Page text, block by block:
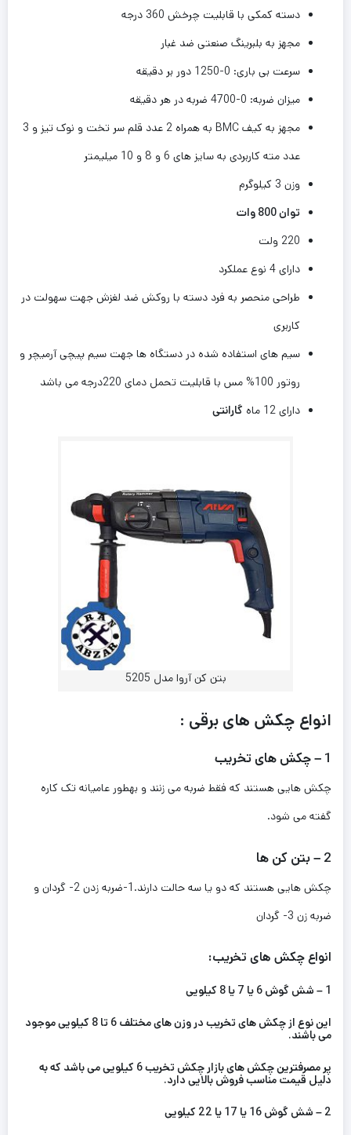
دسته کمکی با قابلیت چرخش 360 درجه
مجهز به بلبرینگ صنعتی ضد غبار
سرعت بی باری: 0-1250 دور بر دقیقه
میزان ضربه: 0-4700 ضربه در هر دقیقه
مجهز به کیف BMC به همراه 2 عدد قلم سر تخت و نوک تیز و 3
عدد مته کاربردی به سایز های 6 و 8 و 10 میلیمتر
وزن 3 کیلوگرم
توان 800 وات
220 ولت
دارای 4 نوع عملکرد
طراحی منحصر به فرد دسته با روکش ضد لغزش جهت سهولت در
کاربری
سیم های استفاده شده در دستگاه ها جهت سیم پیچی آرمیچر و
روتور 100% مس با قابلیت تحمل دمای 220درجه می باشد
دارای 12 ماه
گارانتی
بتن کن آروا مدل 5205
انواع چکش های برقی :
1 – چکش های تخریب
چکش هایی هستند که فقط ضربه می زنند و بهطور عامیانه تک کاره
گفته می شود.
2 – بتن کن ها
چکش هایی هستند که دو یا سه حالت دارند.1-ضربه زدن 2- گردان و
ضربه زن 3- گردان
انواع چکش های تخریب:
1 – شش گوش 6 یا 7 یا 8 کیلویی
این نوع از چکش های تخریب در وزن های مختلف 6 تا 8 کیلویی موجود
می باشند.
پر مصرفترین چکش های بازار چکش تخریب 6 کیلویی می باشد که به
دلیل قیمت مناسب فروش بالایی دارد.
2 – شش گوش 16 یا 17 یا 22 کیلویی